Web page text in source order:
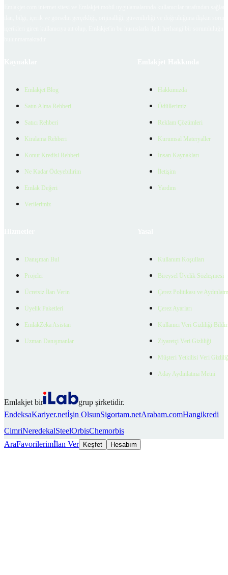
Emlakjet Blog
Satın Alma Rehberi
Satıcı Rehberi
Kiralama Rehberi
Konut Kredisi Rehberi
Ne Kadar Ödeyebilirim
Emlak Değeri
Verilerimiz
Hakkımızda
Ödüllerimiz
Reklam Çözümleri
Kurumsal Materyaller
İnsan Kaynakları
İletişim
Yardım
Danışman Bul
Projeler
Ücretsiz İlan Verin
Üyelik Paketleri
EmlakZeka Asistan
Uzman Danışmanlar
Kullanım Koşulları
Bireysel Üyelik Sözleşmesi
Çerez Politikası ve
Çerez Ayarları
Kullanıcı Veri Gizliliği
Ziyaretçi Veri Gizliliği
Müşteri Yetkilisi Veri
Aday Aydınlatma Metni
Emlakjet bir
grup şirketidir.
EndeksaKariyer.netİşin OlsunSigortam.netArabam.comHangikredi
CimriNeredekalSteelOrbisChemorbis
AraFavorilerimİlan Ver Keşfet Hesabım